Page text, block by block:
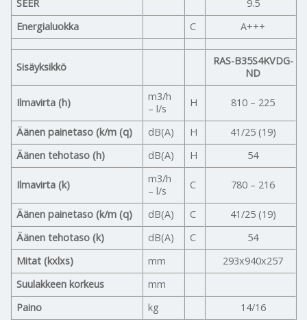
SEER
9.5
Energialuokka
C A+++
Sisäyksikkö
RAS-B35S4KVDG-
ND
Ilmavirta (h)
m3/h
– l/s
H 810 – 225
Äänen painetaso (k/m (q) dB(A) H
41/25 (19)
Äänen tehotaso (h)
dB(A) H 54
Ilmavirta (k)
m3/h
– l/s
C 780 – 216
Äänen painetaso (k/m (q) dB(A) C
41/25 (19)
Äänen tehotaso (k)
dB(A) C
54
Mitat (kxlxs)
mm
293x940x257
Suulakkeen korkeus
mm
Paino
kg 14/16